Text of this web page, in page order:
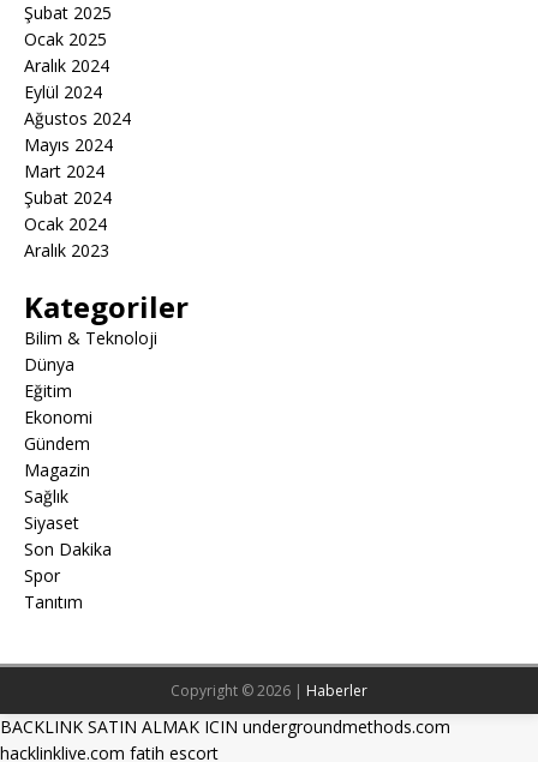
Şubat 2025
Ocak 2025
Aralık 2024
Eylül 2024
Ağustos 2024
Mayıs 2024
Mart 2024
Şubat 2024
Ocak 2024
Aralık 2023
Kategoriler
Bilim & Teknoloji
Dünya
Eğitim
Ekonomi
Gündem
Magazin
Sağlık
Siyaset
Son Dakika
Spor
Tanıtım
Copyright © 2026 | Haberler
BACKLINK SATIN ALMAK ICIN undergroundmethods.com
hacklinklive.com fatih escort